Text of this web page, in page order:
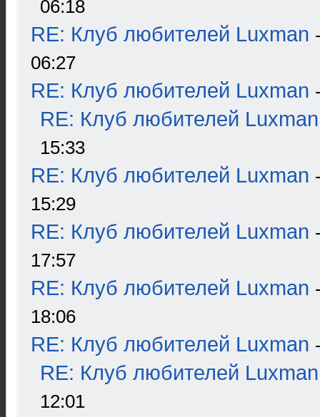
06:18
RE: Клуб любителей Luxman
06:27
RE: Клуб любителей Luxman
RE: Клуб любителей Luxman
15:33
RE: Клуб любителей Luxman
15:29
RE: Клуб любителей Luxman
17:57
RE: Клуб любителей Luxman
18:06
RE: Клуб любителей Luxman
RE: Клуб любителей Luxman
12:01